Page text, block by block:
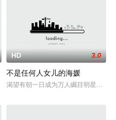
而求马君豪助他从新
庭，其父是黑人牧师，其母是无偏
饰）、许东（秦昊 饰）与王平川（
HD 3.0
不是任何人女儿的海媛
渴望有朝一日成为万人瞩目明星的大